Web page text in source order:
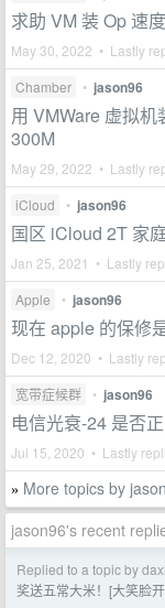
求助 VM 装 Op 速
May 30, 2022 • Lastly
Chamber • jason96
用 VMWare 虚拟
300M
May 29, 2022 • Lastly
iCloud • jason96
国区 iCloud 2T 家
Jan 25, 2021 • Lastly
Apple • jason96
现在 apple 的保修
Dec 12, 2020 • Lastly
宽带症候群 • jason96
电信光衰-24 是否
Jul 15, 2020 • Lastly
» More topics by
jason96's recent
Replied to a topic by
奖送五常大米！[大笑脸